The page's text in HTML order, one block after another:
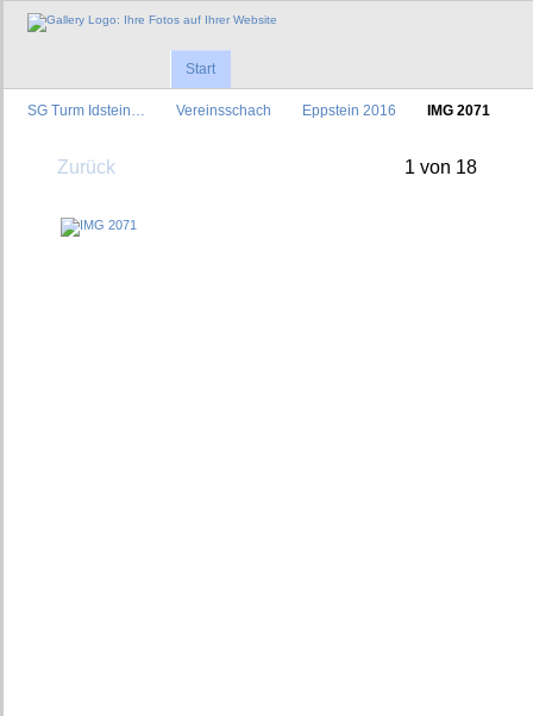
Start
SG Turm Idstein… Vereinsschach Eppstein 2016 IMG 2071
Zurück 1 von 18